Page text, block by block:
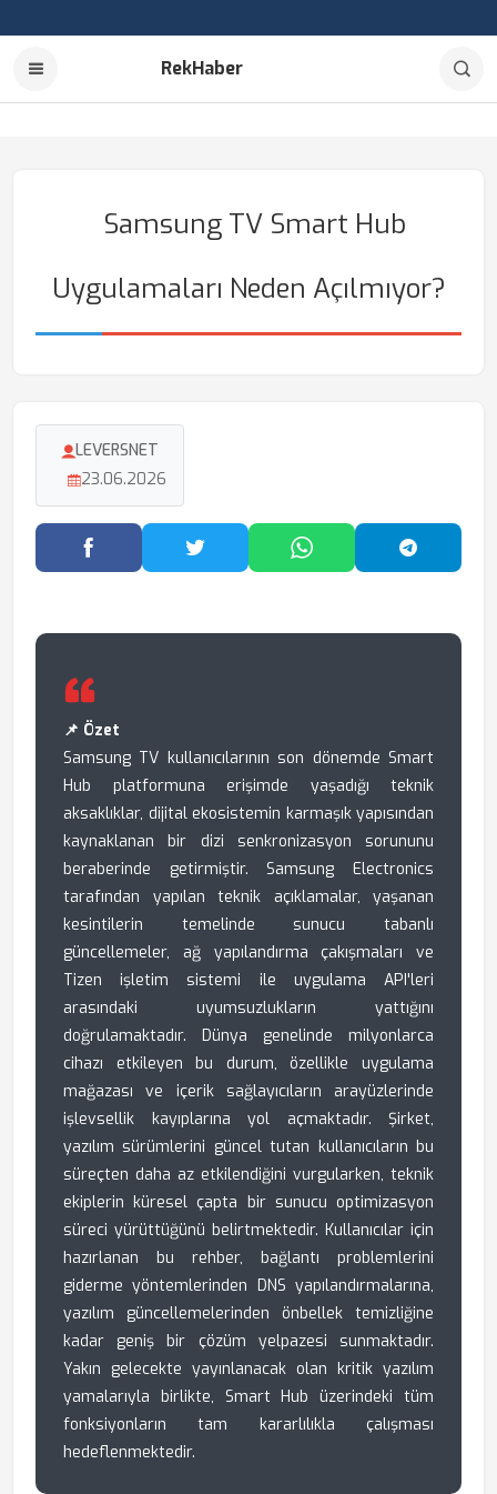
RekHaber
Samsung TV Smart Hub
Uygulamaları Neden Açılmıyor?
LEVERSNET
23.06.2026
Facebook'ta PaylaşTwitter'da PaylaşWhatsApp'ta Paylaş
📌 Özet
Samsung TV kullanıcılarının son dönemde Smart
Hub platformuna erişimde yaşadığı teknik
aksaklıklar, dijital ekosistemin karmaşık yapısından
kaynaklanan bir dizi senkronizasyon sorununu
beraberinde getirmiştir. Samsung Electronics
tarafından yapılan teknik açıklamalar, yaşanan
kesintilerin temelinde sunucu tabanlı
güncellemeler, ağ yapılandırma çakışmaları ve
Tizen işletim sistemi ile uygulama API'leri
arasındaki uyumsuzlukların yattığını
doğrulamaktadır. Dünya genelinde milyonlarca
cihazı etkileyen bu durum, özellikle uygulama
mağazası ve içerik sağlayıcıların arayüzlerinde
işlevsellik kayıplarına yol açmaktadır. Şirket,
yazılım sürümlerini güncel tutan kullanıcıların bu
süreçten daha az etkilendiğini vurgularken, teknik
ekiplerin küresel çapta bir sunucu optimizasyon
süreci yürüttüğünü belirtmektedir. Kullanıcılar için
hazırlanan bu rehber, bağlantı problemlerini
giderme yöntemlerinden DNS yapılandırmalarına,
yazılım güncellemelerinden önbellek temizliğine
kadar geniş bir çözüm yelpazesi sunmaktadır.
Yakın gelecekte yayınlanacak olan kritik yazılım
yamalarıyla birlikte, Smart Hub üzerindeki tüm
fonksiyonların tam kararlılıkla çalışması
hedeflenmektedir.